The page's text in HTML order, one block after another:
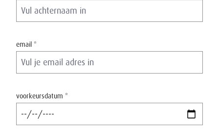
email *
voorkeursdatum *